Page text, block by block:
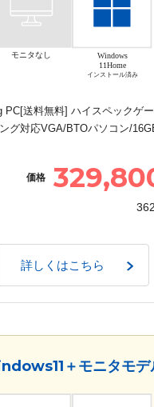
モニタなし
Windows
11Home
インストール済み
PC[送料無料] ハイスペックゲ
グ対応VGA/BTOパソコン/
価格
詳しくはこちら
＋モニタモデ